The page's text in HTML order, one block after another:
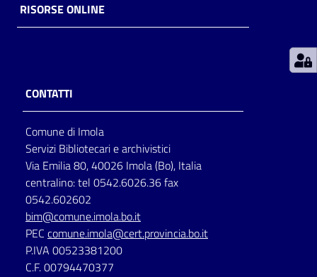
Decentrate
Seguici
su
RISORSE ONLINE
CONTATTI
Comune di Imola
Servizi Bibliotecari e archivistici
Via Emilia 80, 40026 Imola (Bo), Italia
centralino: tel 0542.6026.36 fax
0542.602602
bim@comune.imola.bo.it
PEC comune.imola@cert.provincia.bo.it
P.IVA 00523381200
C.F. 00794470377